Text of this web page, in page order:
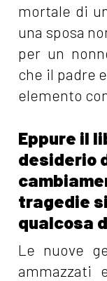
mortale di
una sposa
per un
che il padre
elemento
Eppure il
desiderio
tragedie
qualcosa
Le nuove
ammazzati